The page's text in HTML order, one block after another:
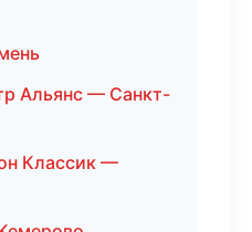
Альянс — Санкт-
Классик —